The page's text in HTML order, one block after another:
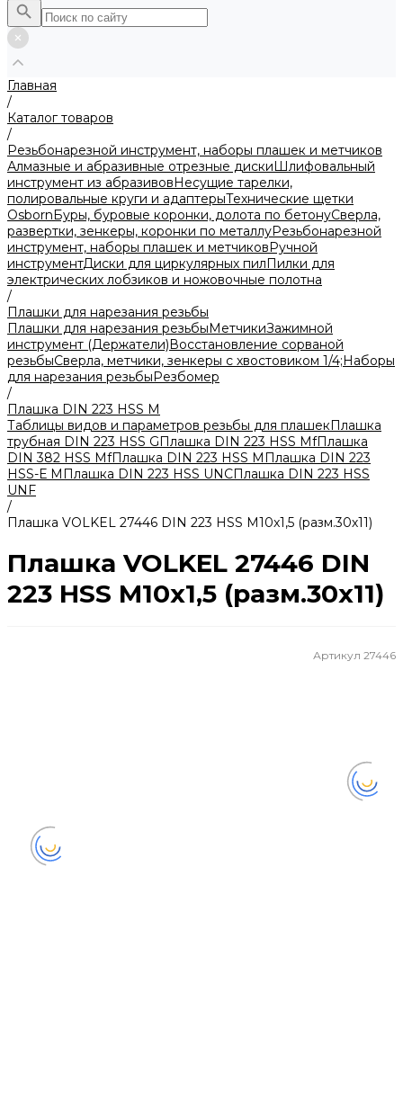
Главная
/
Каталог товаров
/
Резьбонарезной инструмент, наборы плашек и метчиков
Алмазные и абразивные отрезные дискиШлифовальный
инструмент из абразивовНесущие тарелки,
полировальные круги и адаптерыТехнические щетки
OsbornБуры, буровые коронки, долота по бетонуСверла,
развертки, зенкеры, коронки по металлуРезьбонарезной
инструмент, наборы плашек и метчиковРучной
инструментДиски для циркулярных пилПилки для
электрических лобзиков и ножовочные полотна
/
Плашки для нарезания резьбы
Плашки для нарезания резьбыМетчикиЗажимной
инструмент (Держатели)Восстановление сорваной
резьбыСверла, метчики, зенкеры с хвостовиком 1/4;Наборы
для нарезания резьбыРезбомер
/
Плашка DIN 223 HSS M
Таблицы видов и параметров резьбы для плашекПлашка
трубная DIN 223 HSS GПлашка DIN 223 HSS MfПлашка
DIN 382 HSS MfПлашка DIN 223 HSS MПлашка DIN 223
HSS-Е MПлашка DIN 223 HSS UNCПлашка DIN 223 HSS
UNF
/
Плашка VOLKEL 27446 DIN 223 HSS M10x1,5 (разм.30х11)
Плашка VOLKEL 27446 DIN
223 HSS M10x1,5 (разм.30х11)
Артикул 27446